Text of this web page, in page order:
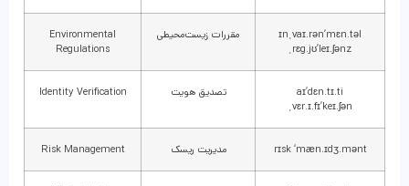
ɪnˌvaɪ.rən’mɛn.təl
ˌrɛg.jʊ’leɪ.ʃənz
مقررات زیست‌محیطی
Environmental
Regulations
aɪ’dɛn.tɪ.ti
ˌvɛr.ɪ.fɪ’keɪ.ʃən
تصدیق هویت Identity Verification
rɪsk ‘mæn.ɪdʒ.mənt مدیریت ریسک Risk Management